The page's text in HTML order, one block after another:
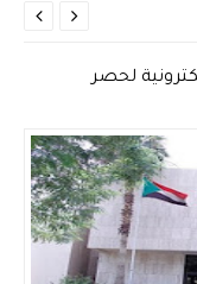
لحصر

